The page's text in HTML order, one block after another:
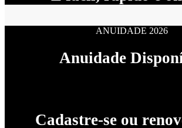
ANUIDADE 2026
Anuidade
Cadastre-se ou